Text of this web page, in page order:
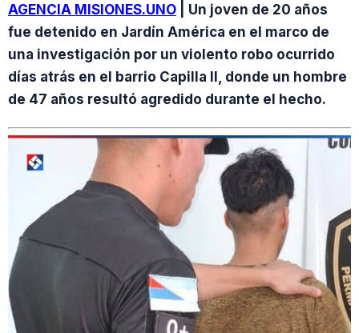
AGENCIA MISIONES.UNO | Un joven de 20 años
fue detenido en Jardín América en el marco de
una investigación por un violento robo ocurrido
días atrás en el barrio Capilla II, donde un hombre
de 47 años resultó agredido durante el hecho.